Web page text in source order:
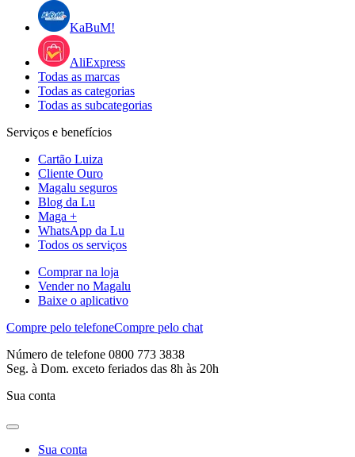
KaBuM!
AliExpress
Todas as marcas
Todas as categorias
Todas as subcategorias
Serviços e benefícios
Cartão Luiza
Cliente Ouro
Magalu seguros
Blog da Lu
Maga +
WhatsApp da Lu
Todos os serviços
Comprar na loja
Vender no Magalu
Baixe o aplicativo
Compre pelo telefoneCompre pelo chat
Número de telefone 0800 773 3838
Seg. à Dom. exceto feriados das 8h às 20h
Sua conta
Sua conta